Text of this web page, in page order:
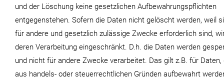
und der Löschung keine gesetzlichen Aufbewahrungspflichten
entgegenstehen. Sofern die Daten nicht gelöscht werden, weil
für andere und gesetzlich zulässige Zwecke erforderlich sind,
deren Verarbeitung eingeschränkt. D.h. die Daten werden
und nicht für andere Zwecke verarbeitet. Das gilt z.B. für Daten,
aus handels- oder steuerrechtlichen Gründen aufbewahrt